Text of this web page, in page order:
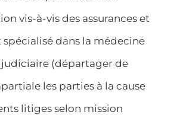
vis-à-vis des assurances et
spécialisé dans la médecine
judiciaire (départager de
les parties à la cause
litiges selon mission